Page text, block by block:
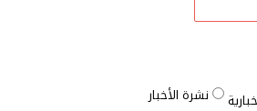
نشرة الأخبار